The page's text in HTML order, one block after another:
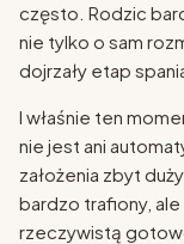
często. Rodzic
nie tylko o sam
dojrzały etap
I właśnie ten
nie jest ani
założenia zbyt
bardzo trafiony,
rzeczywistą